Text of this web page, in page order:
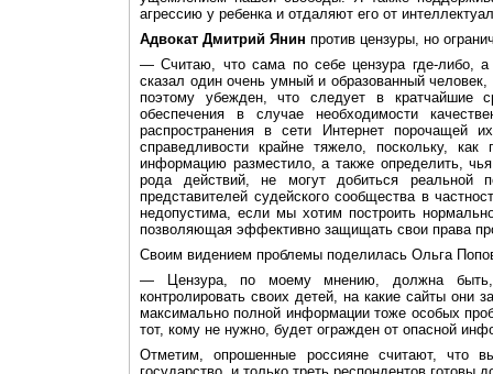
агрессию у ребенка и отдаляют его от
Адвокат Дмитрий Янин против цензуры, но
— Считаю, что сама по себе цензура где-либо,
сказал один очень умный и образованный
поэтому убежден, что следует в кратчайшие
обеспечения в случае необходимости
распространения в сети Интернет порочащей
справедливости крайне тяжело, поскольку,
информацию разместило, а также определить,
рода действий, не могут добиться
представителей судейского сообщества в
недопустима, если мы хотим построить
позволяющая эффективно защищать свои права
Своим видением проблемы поделилась Ольга
— Цензура, по моему мнению, должна быть,
контролировать своих детей, на какие сайты они
максимально полной информации тоже особых
тот, кому не нужно, будет огражден от опасной
Отметим, опрошенные россияне считают, что